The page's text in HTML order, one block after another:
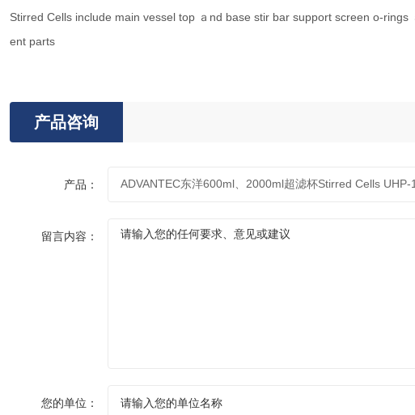
Stirred Cells include main vessel top ａnd base stir bar support screen o-
ent parts
产品咨询
产品：
留言内容：
您的单位：